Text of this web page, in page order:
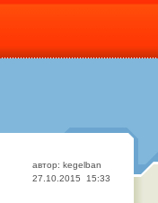
автор: kegelban
27.10.2015 15:33